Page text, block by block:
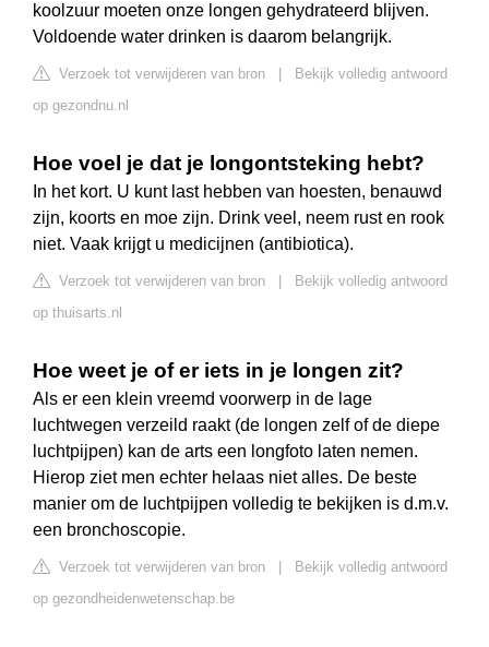
koolzuur moeten onze longen gehydrateerd blijven.
Voldoende water drinken is daarom belangrijk.
Verzoek tot verwijderen van bron
Bekijk volledig antwoord
op gezondnu.nl
Hoe voel je dat je longontsteking hebt?
In het kort. U kunt last hebben van hoesten, benauwd
zijn, koorts en moe zijn. Drink veel, neem rust en rook
niet. Vaak krijgt u medicijnen (antibiotica).
Verzoek tot verwijderen van bron
Bekijk volledig antwoord
op thuisarts.nl
Hoe weet je of er iets in je longen zit?
Als er een klein vreemd voorwerp in de lage
luchtwegen verzeild raakt (de longen zelf of de diepe
luchtpijpen) kan de arts een longfoto laten nemen.
Hierop ziet men echter helaas niet alles. De beste
manier om de luchtpijpen volledig te bekijken is d.m.v.
een bronchoscopie.
Verzoek tot verwijderen van bron
Bekijk volledig antwoord
op gezondheidenwetenschap.be